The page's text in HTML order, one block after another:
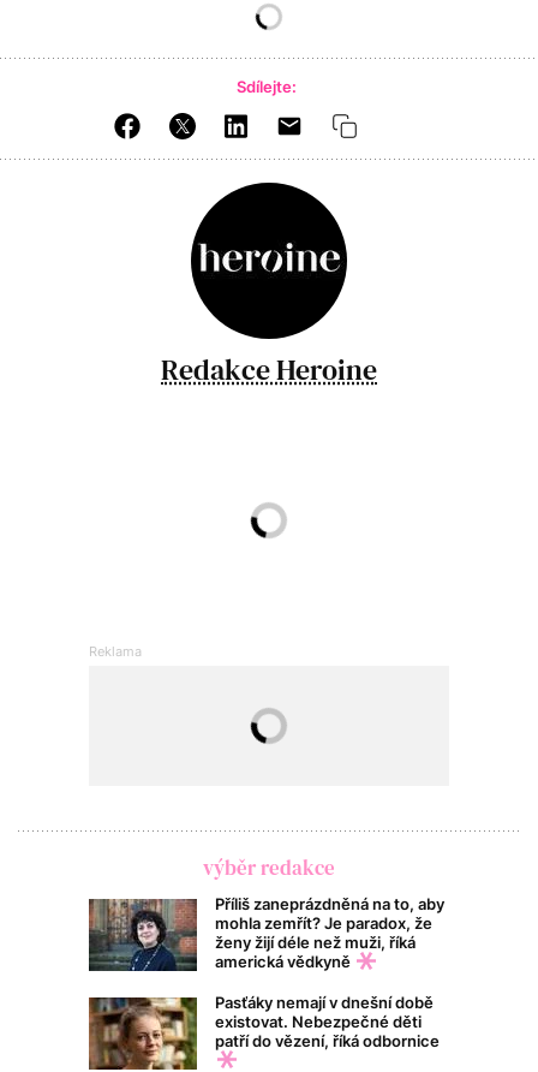
Sdílejte:
Redakce Heroine
výběr redakce
Příliš zaneprázdněná na to, aby
mohla zemřít? Je paradox, že
ženy žijí déle než muži, říká
americká vědkyně
Pasťáky nemají v dnešní době
existovat. Nebezpečné děti
patří do vězení, říká odbornice